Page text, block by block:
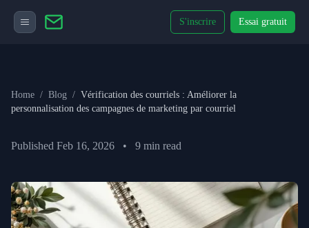
S'inscrire Essai gratuit
Home / Blog / Vérification des courriels : Améliorer la
personnalisation des campagnes de marketing par courriel
Published Feb 16, 2026 • 9 min read